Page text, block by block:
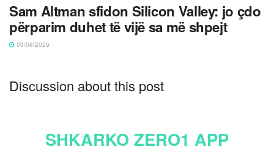
Sam Altman sfidon Silicon Valley: jo çdo
përparim duhet të vijë sa më shpejt
03/08/2026
Discussion about this post
SHKARKO ZERO1 APP